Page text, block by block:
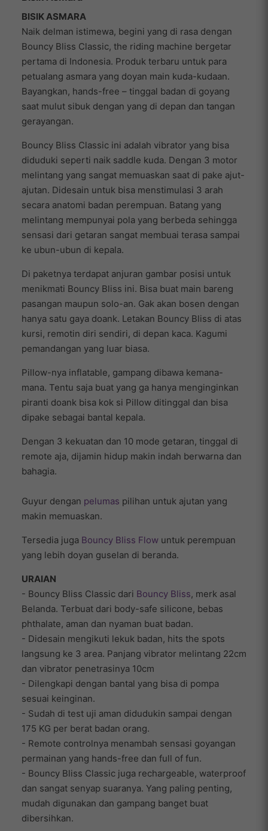
BISIK ASMARA
Naik delman istimewa, begini yang di rasa dengan
Bouncy Bliss Classic, the riding machine bergetar
pertama di Indonesia. Produk terbaru untuk para
petualang asmara yang doyan main kuda-kudaan.
Bayangkan, hands-free – tinggal badan di goyang
saat mulut sibuk dengan yang di depan dan tangan
gerayangan.
Bouncy Bliss Classic ini adalah vibrator yang bisa
diduduki seperti naik saddle kuda. Dengan 3 motor
melintang yang sangat memuaskan saat di pake ajut-
ajutan. Didesain untuk bisa menstimulasi 3 arah
secara anatomi badan perempuan. Batang yang
melintang mempunyai pola yang berbeda sehingga
sensasi dari getaran sangat membuai terasa sampai
ke ubun-ubun di kepala.
Di paketnya terdapat anjuran gambar posisi untuk
menikmati Bouncy Bliss ini. Bisa buat main bareng
pasangan maupun solo-an. Gak akan bosen dengan
hanya satu gaya doank. Letakan Bouncy Bliss di atas
kursi, remotin diri sendiri, di depan kaca. Kagumi
pemandangan yang luar biasa.
Pillow-nya inflatable, gampang dibawa kemana-
mana. Tentu saja buat yang ga hanya menginginkan
piranti doank bisa kok si Pillow ditinggal dan bisa
dipake sebagai bantal kepala.
Dengan 3 kekuatan dan 10 mode getaran, tinggal di
remote aja, dijamin hidup makin indah berwarna dan
bahagia.
Guyur dengan pelumas pilihan untuk ajutan yang
makin memuaskan.
Tersedia juga Bouncy Bliss Flow untuk perempuan
yang lebih doyan guselan di beranda.
URAIAN
- Bouncy Bliss Classic dari Bouncy Bliss, merk asal
Belanda. Terbuat dari body-safe silicone, bebas
phthalate, aman dan nyaman buat badan.
- Didesain mengikuti lekuk badan, hits the spots
langsung ke 3 area. Panjang vibrator melintang 22cm
dan vibrator penetrasinya 10cm
- Dilengkapi dengan bantal yang bisa di pompa
sesuai keinginan.
- Sudah di test uji aman didudukin sampai dengan
175 KG per berat badan orang.
- Remote controlnya menambah sensasi goyangan
permainan yang hands-free dan full of fun.
- Bouncy Bliss Classic juga rechargeable, waterproof
dan sangat senyap suaranya. Yang paling penting,
mudah digunakan dan gampang banget buat
dibersihkan.